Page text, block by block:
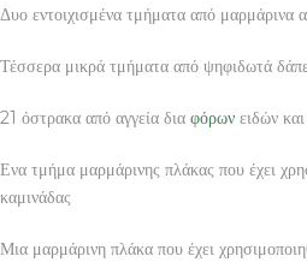
Δυο εντοιχισμένα τμήματα από μαρμάρινα
Τέσσερα μικρά τμήματα από ψηφιδωτά
21 όστρακα από αγγεία δια φόρων ειδών
Ενα τμήμα μαρμάρινης πλάκας που έχει
καμινάδας
Μια μαρμάρινη πλάκα που έχει